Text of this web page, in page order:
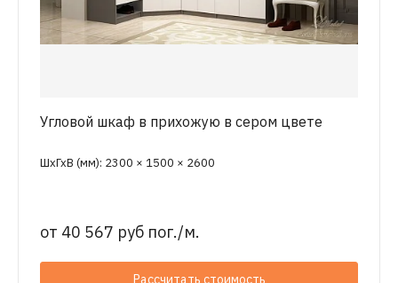
Угловой шкаф в прихожую в сером цвете
ШхГхВ (мм): 2300 × 1500 × 2600
от 40 567 руб пог./м.
Рассчитать стоимость